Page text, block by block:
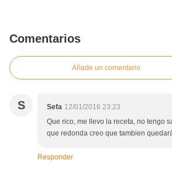
Comentarios
Añade un comentario
S Sefa 12/01/2016 23:23
Que rico, me llevo la receta, no tengo
que redonda creo que tambien
Responder